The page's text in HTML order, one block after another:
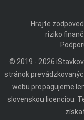
Hrajte
riziko
© 2019 - 2026
stránok
webu propagujeme
slovenskou licenciou.